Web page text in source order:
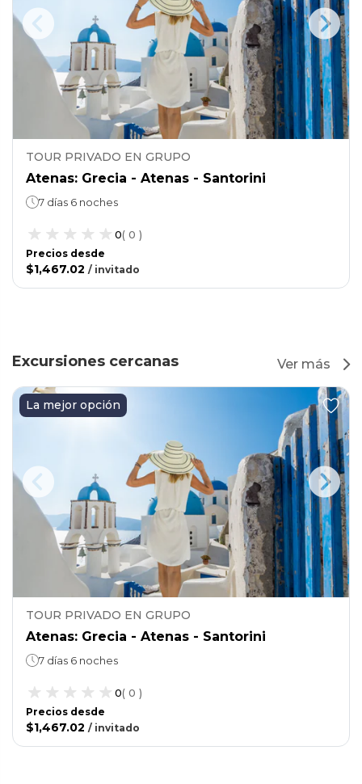
TOUR PRIVADO EN GRUPO
Atenas: Grecia - Atenas - Santorini
7 días 6 noches
0( 0 )
Precios desde
$1,467.02 / invitado
Excursiones cercanas Ver más
La mejor opción
TOUR PRIVADO EN GRUPO
Atenas: Grecia - Atenas - Santorini
7 días 6 noches
0( 0 )
Precios desde
$1,467.02 / invitado